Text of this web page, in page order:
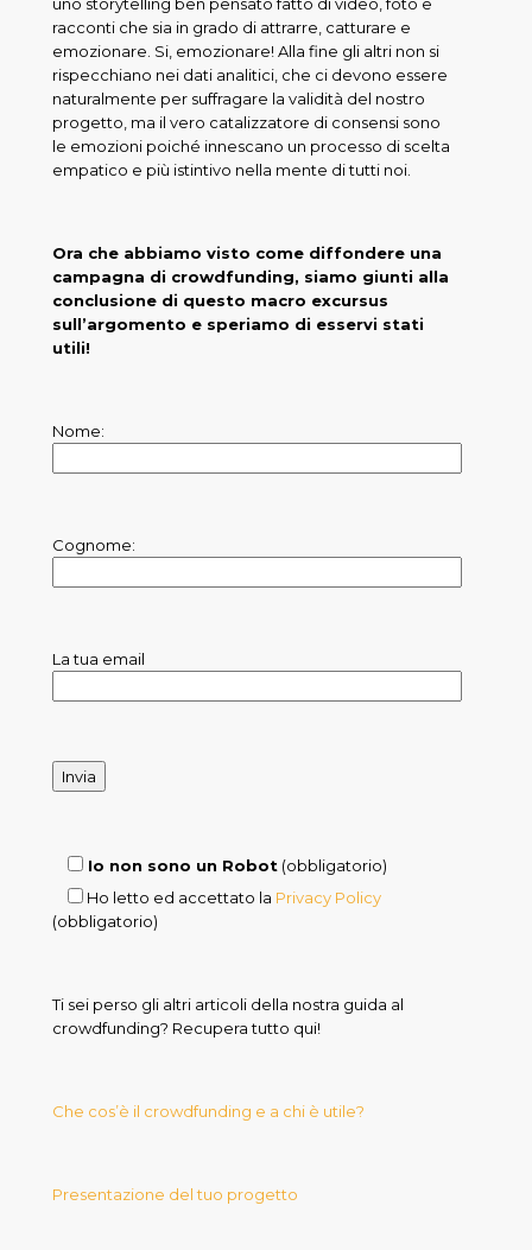
racconti che sia in grado di attrarre, catturare e
emozionare. Si, emozionare! Alla fine gli altri non si
rispecchiano nei dati analitici, che ci devono essere
naturalmente per suffragare la validità del nostro
progetto, ma il vero catalizzatore di consensi sono
le emozioni poiché innescano un processo di scelta
empatico e più istintivo nella mente di tutti noi.
Ora che abbiamo visto come diffondere una
campagna di crowdfunding, siamo giunti alla
conclusione di questo macro excursus
sull’argomento e speriamo di esservi stati
utili!
Nome:
Cognome:
La tua email
Io non sono un Robot (obbligatorio)
Ho letto ed accettato la Privacy Policy
(obbligatorio)
Ti sei perso gli altri articoli della nostra guida al
crowdfunding? Recupera tutto qui!
Che cos’è il crowdfunding e a chi è utile?
Presentazione del tuo progetto